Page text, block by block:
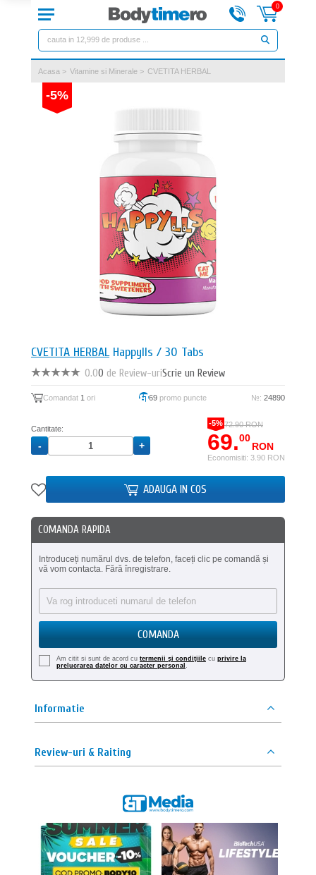
0
Acasa > Vitamine si Minerale > CVETITA HERBAL
-5%
CVETITA HERBALHappylls / 30 Tabs
0.00 de Review-uriScrie un Review
Comandat 1 ori 69 promo puncte №: 24890
Cantitate:
-5%72.90 RON
69.00
RON
Economisiti: 3.90 RON
ADAUGA IN COS
COMANDA RAPIDA
Introduceți numărul dvs. de telefon, faceți clic pe comandă și
vă vom contacta. Fără înregistrare.
COMANDA
Am citit si sunt de acord cu termenii şi condiţiile cu privire la
prelucrarea datelor cu caracter personal .
Informatie
Review-uri & Raiting